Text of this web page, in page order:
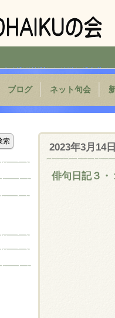
ブログ ネット句会
2023年3月14日
俳句日記３・